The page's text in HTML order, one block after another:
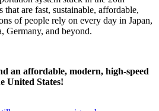
that are fast, sustainable, affordable,
of people rely on every day in Japan,
Germany, and beyond.
an affordable, modern, high-speed
United States!